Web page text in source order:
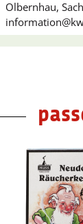
Olbernhau,